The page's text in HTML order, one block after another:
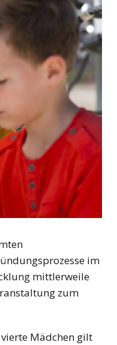
im
mittlerweile
zum
Mädchen gilt